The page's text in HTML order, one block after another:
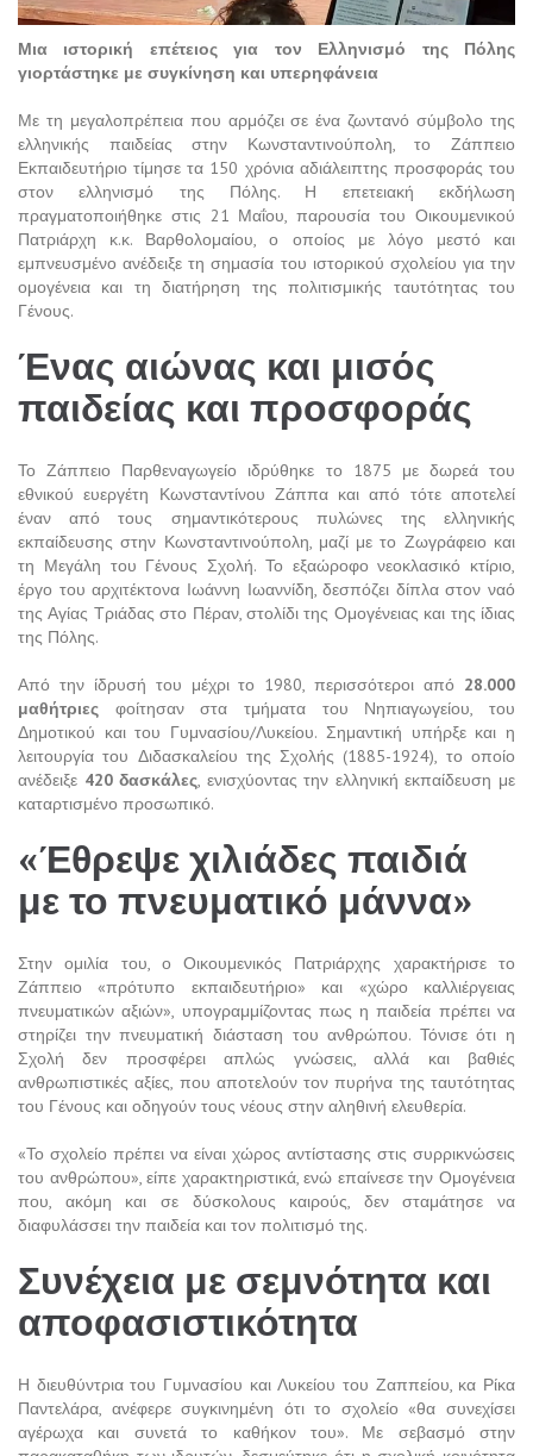
Μια ιστορική επέτειος για τον Ελληνισμό της Πόλης
γιορτάστηκε με συγκίνηση και υπερηφάνεια
Με τη μεγαλοπρέπεια που αρμόζει σε ένα ζωντανό σύμβολο της
ελληνικής παιδείας στην Κωνσταντινούπολη, το Ζάππειο
Εκπαιδευτήριο τίμησε τα 150 χρόνια αδιάλειπτης προσφοράς του
στον ελληνισμό της Πόλης. Η επετειακή εκδήλωση
πραγματοποιήθηκε στις 21 Μαΐου, παρουσία του Οικουμενικού
Πατριάρχη κ.κ. Βαρθολομαίου, ο οποίος με λόγο μεστό και
εμπνευσμένο ανέδειξε τη σημασία του ιστορικού σχολείου για την
ομογένεια και τη διατήρηση της πολιτισμικής ταυτότητας του
Γένους.
Ένας αιώνας και μισός
παιδείας και προσφοράς
Το Ζάππειο Παρθεναγωγείο ιδρύθηκε το 1875 με δωρεά του
εθνικού ευεργέτη Κωνσταντίνου Ζάππα και από τότε αποτελεί
έναν από τους σημαντικότερους πυλώνες της ελληνικής
εκπαίδευσης στην Κωνσταντινούπολη, μαζί με το Ζωγράφειο και
τη Μεγάλη του Γένους Σχολή. Το εξαώροφο νεοκλασικό κτίριο,
έργο του αρχιτέκτονα Ιωάννη Ιωαννίδη, δεσπόζει δίπλα στον ναό
της Αγίας Τριάδας στο Πέραν, στολίδι της Ομογένειας και της ίδιας
της Πόλης.
Από την ίδρυσή του μέχρι το 1980, περισσότεροι από 28.000
μαθήτριες φοίτησαν στα τμήματα του Νηπιαγωγείου, του
Δημοτικού και του Γυμνασίου/Λυκείου. Σημαντική υπήρξε και η
λειτουργία του Διδασκαλείου της Σχολής (1885-1924), το οποίο
ανέδειξε 420 δασκάλες, ενισχύοντας την ελληνική εκπαίδευση με
καταρτισμένο προσωπικό.
«Έθρεψε χιλιάδες παιδιά
με το πνευματικό μάννα»
Στην ομιλία του, ο Οικουμενικός Πατριάρχης χαρακτήρισε το
Ζάππειο «πρότυπο εκπαιδευτήριο» και «χώρο καλλιέργειας
πνευματικών αξιών», υπογραμμίζοντας πως η παιδεία πρέπει να
στηρίζει την πνευματική διάσταση του ανθρώπου. Τόνισε ότι η
Σχολή δεν προσφέρει απλώς γνώσεις, αλλά και βαθιές
ανθρωπιστικές αξίες, που αποτελούν τον πυρήνα της ταυτότητας
του Γένους και οδηγούν τους νέους στην αληθινή ελευθερία.
«Το σχολείο πρέπει να είναι χώρος αντίστασης στις συρρικνώσεις
του ανθρώπου», είπε χαρακτηριστικά, ενώ επαίνεσε την Ομογένεια
που, ακόμη και σε δύσκολους καιρούς, δεν σταμάτησε να
διαφυλάσσει την παιδεία και τον πολιτισμό της.
Συνέχεια με σεμνότητα και
αποφασιστικότητα
Η διευθύντρια του Γυμνασίου και Λυκείου του Ζαππείου, κα Ρίκα
Παντελάρα, ανέφερε συγκινημένη ότι το σχολείο «θα συνεχίσει
αγέρωχα και συνετά το καθήκον του». Με σεβασμό στην